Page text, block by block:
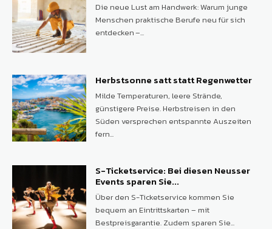
Die neue Lust am Handwerk: Warum junge
Menschen praktische Berufe neu für sich
entdecken –...
Herbstsonne satt statt Regenwetter
Milde Temperaturen, leere Strände,
günstigere Preise. Herbstreisen in den
Süden versprechen entspannte Auszeiten
fern...
S-Ticketservice: Bei diesen Neusser
Events sparen Sie...
Über den S-Ticketservice kommen Sie
bequem an Eintrittskarten – mit
Bestpreisgarantie. Zudem sparen Sie...